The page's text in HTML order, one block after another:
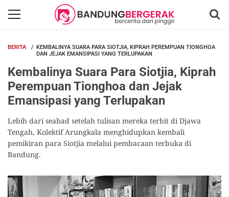
BERITA
KEMBALINYA SUARA PARA SIOTJIA, KIPRAH PEREMPUAN TIONGHOA
DAN JEJAK EMANSIPASI YANG TERLUPAKAN
Kembalinya Suara Para Siotjia, Kiprah
Perempuan Tionghoa dan Jejak
Emansipasi yang Terlupakan
Lebih dari seabad setelah tulisan mereka terbit di Djawa
Tengah, Kolektif Arungkala menghidupkan kembali
pemikiran para Siotjia melalui pembacaan terbuka di
Bandung.